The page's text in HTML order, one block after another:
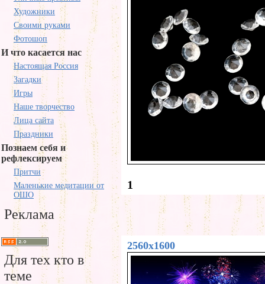
Художники
Своими руками
Фотошоп
И что касается нас
Настоящая Россия
Загадки
Игры
Наше творчество
Лица сайта
Праздники
Познаем себя и
рефлексируем
Притчи
Маленькие медитации от
ОШО
Реклама
Для тех кто в
теме
1
2560x1600